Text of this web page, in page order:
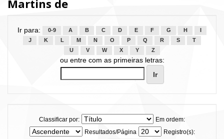
Martins de
Ir para: 0-9 A B C D E F G H
J
K L M N O P Q R S
T
U
V W X Y Z
ou entre com as primeiras letras:
Classificar por:
Em ordem:
Resultados/Página
Registro(s):